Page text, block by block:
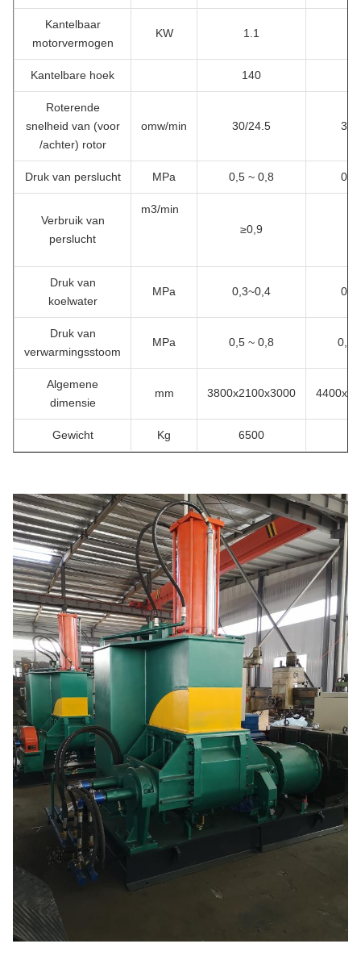
Kantelbaar
motorvermogen
KW 1.1
Kantelbare hoek 140
Roterende
snelheid van (voor
/achter) rotor
omw/min 30/24.5 30/
Druk van perslucht MPa 0,5 ~ 0,8
Verbruik van
perslucht
m3/min
≥0,9
Druk van
koelwater
MPa 0,3~0,4
Druk van
verwarmingsstoom
MPa 0,5 ~ 0,8 0,5
Algemene
dimensie
mm 3800x2100x3000
Gewicht Kg 6500